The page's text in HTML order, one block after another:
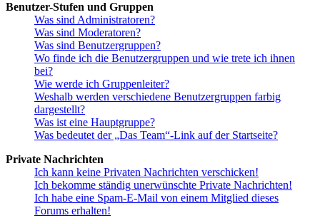
Benutzer-Stufen und Gruppen
Was sind Administratoren?
Was sind Moderatoren?
Was sind Benutzergruppen?
Wo finde ich die Benutzergruppen und wie trete ich ihnen
bei?
Wie werde ich Gruppenleiter?
Weshalb werden verschiedene Benutzergruppen farbig
dargestellt?
Was ist eine Hauptgruppe?
Was bedeutet der „Das Team“-Link auf der Startseite?
Private Nachrichten
Ich kann keine Privaten Nachrichten verschicken!
Ich bekomme ständig unerwünschte Private Nachrichten!
Ich habe eine Spam-E-Mail von einem Mitglied dieses
Forums erhalten!